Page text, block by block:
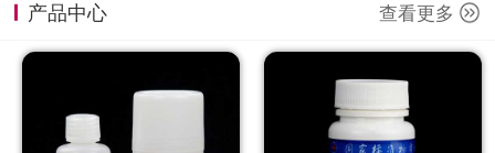
产品中心 查看更多
新闻资讯
公司主页